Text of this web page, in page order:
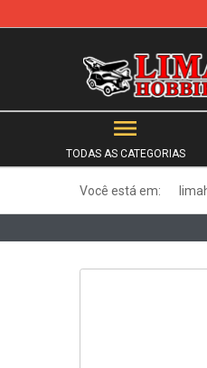
b
TODAS AS CATEGORIAS
Você está em: